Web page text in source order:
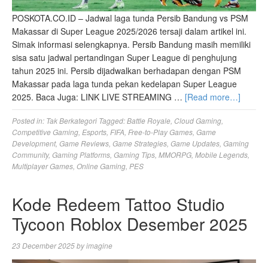
POSKOTA.CO.ID – Jadwal laga tunda Persib Bandung vs PSM
Makassar di Super League 2025/2026 tersaji dalam artikel ini.
Simak informasi selengkapnya. Persib Bandung masih memiliki
sisa satu jadwal pertandingan Super League di penghujung
tahun 2025 ini. Persib dijadwalkan berhadapan dengan PSM
Makassar pada laga tunda pekan kedelapan Super League
2025. Baca Juga: LINK LIVE STREAMING … [Read more…]
Posted in: Tak Berkategori Tagged:Battle Royale, Cloud Gaming,
Competitive Gaming, Esports, FIFA, Free-to-Play Games, Game
Development, Game Reviews, Game Strategies, Game Updates, Gaming
Community, Gaming Platforms, Gaming Tips, MMORPG, Mobile Legends,
Multiplayer Games, Online Gaming, PES
Kode Redeem Tattoo Studio
Tycoon Roblox Desember 2025
23 December 2025byimagine